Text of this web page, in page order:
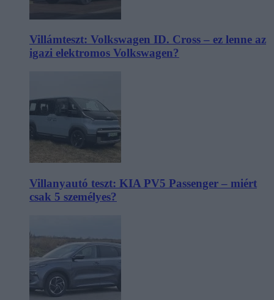
Villámteszt: Volkswagen ID. Cross – ez lenne az
igazi elektromos Volkswagen?
Villanyautó teszt: KIA PV5 Passenger – miért
csak 5 személyes?